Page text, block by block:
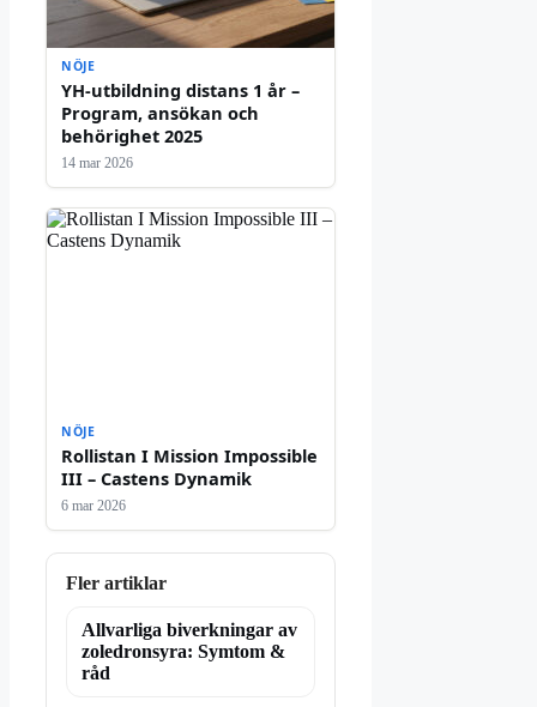
NÖJE
YH-utbildning distans 1 år –
Program, ansökan och
behörighet 2025
14 mar 2026
NÖJE
Rollistan I Mission Impossible
III – Castens Dynamik
6 mar 2026
Fler artiklar
Allvarliga biverkningar av
zoledronsyra: Symtom &
råd